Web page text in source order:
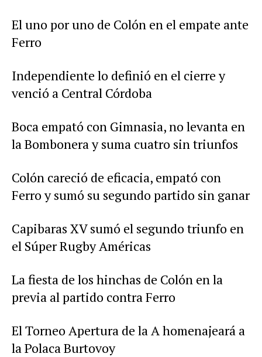
El uno por uno de Colón en el empate ante
Ferro
Independiente lo definió en el cierre y
venció a Central Córdoba
Boca empató con Gimnasia, no levanta en
la Bombonera y suma cuatro sin triunfos
Colón careció de eficacia, empató con
Ferro y sumó su segundo partido sin ganar
Capibaras XV sumó el segundo triunfo en
el Súper Rugby Américas
La fiesta de los hinchas de Colón en la
previa al partido contra Ferro
El Torneo Apertura de la A homenajeará a
la Polaca Burtovoy